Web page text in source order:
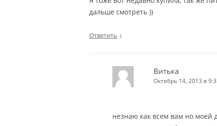
дальше смотреть ))
Ответить ↓
Витька
Октябрь 14, 2013 в
незнаю как всем вам но моей